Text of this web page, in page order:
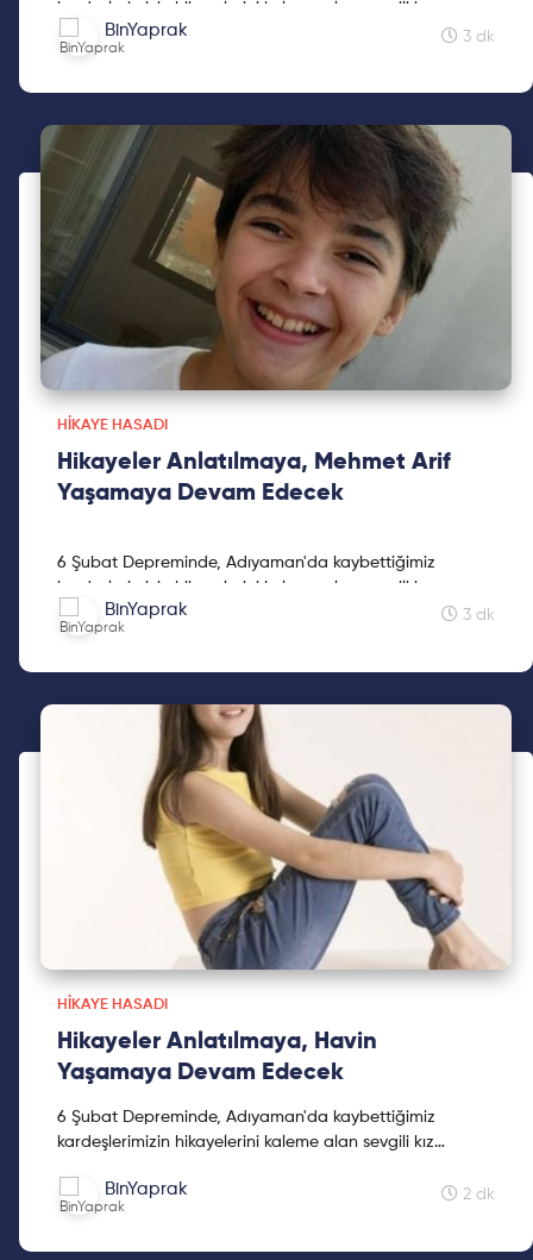
kardeşlerimizin hikayelerini kaleme alan sevgili kız
kardeşimiz Mine Kavasoğulları'na teşekkür ederiz.
BinYaprak 3 dk
HIKAYE HASADI
Hikayeler Anlatılmaya, Mehmet Arif
Yaşamaya Devam Edecek
6 Şubat Depreminde, Adıyaman'da kaybettiğimiz
kardeşlerimizin hikayelerini kaleme alan sevgili kız
kardeşimiz Mine Kavasoğulları'na teşekkür ederiz.
BinYaprak 3 dk
HIKAYE HASADI
Hikayeler Anlatılmaya, Havin
Yaşamaya Devam Edecek
6 Şubat Depreminde, Adıyaman'da kaybettiğimiz
kardeşlerimizin hikayelerini kaleme alan sevgili kız
BinYaprak 2 dk